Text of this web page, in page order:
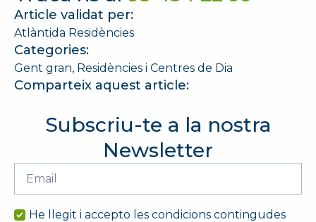
Article validat per:
Atlàntida Residències
Categories:
Gent gran Residències i Centres de Dia
Comparteix aquest article:
Subscriu-te a la nostra
Newsletter
Email
He llegit i accepto les condicions contingudes